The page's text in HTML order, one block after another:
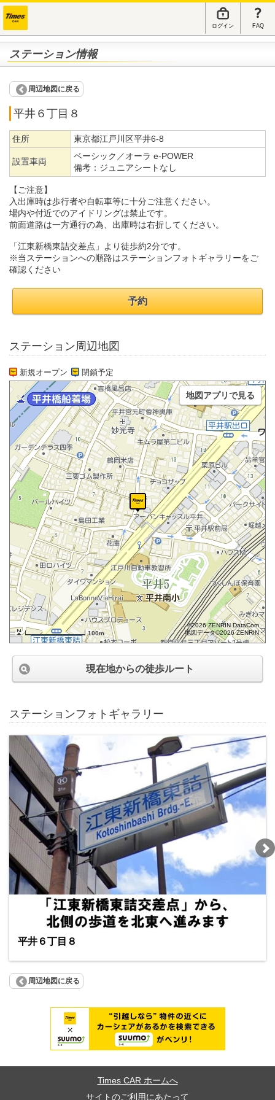
ログイン FAQ
ステーション情報
周辺地図に戻る
平井６丁目８
住所 東京都江戸川区平井6-8
設置車両
ベーシック／オーラ e-POWER
備考： ジュニアシートなし
【ご注意】
入出庫時は歩行者や自転車等に十分ご注意ください。
場内や付近でのアイドリングは禁止です。
前面道路は一方通行の為、出庫時は右折してください。
「江東新橋東詰交差点」より徒歩約2分です。
※当ステーションへの順路はステーションフォトギャラリーをご
確認ください
予約
ステーション周辺地図
新規オープン 閉鎖予定
100m
©2026 ZENRIN DataCom
地図データ©2026 ZENRIN
地図アプリで見る
現在地からの徒歩ルート
ステーションフォトギャラリー
平井６丁目８
周辺地図に戻る
Times CAR ホームへ
サイトのご利用にあたって